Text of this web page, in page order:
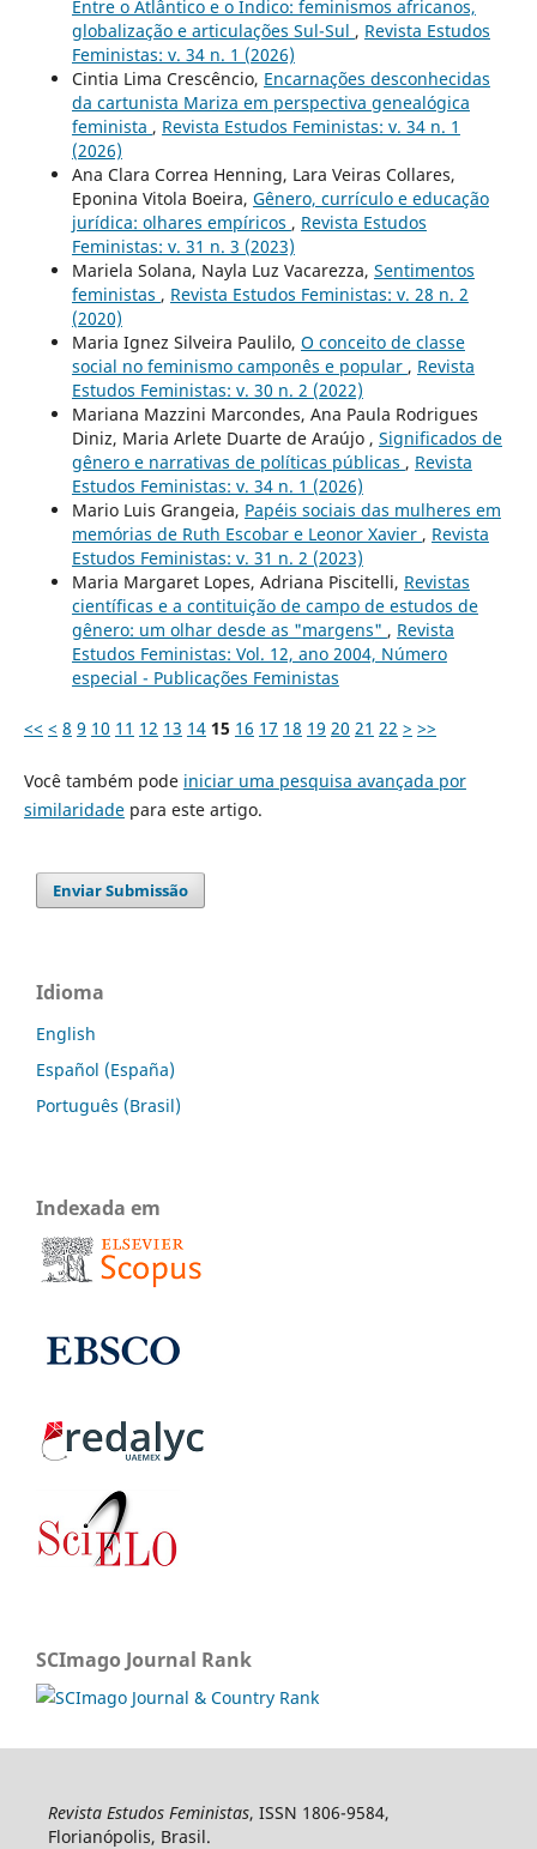
Entre o Atlântico e o Índico: feminismos africanos,
globalização e articulações Sul-Sul , Revista Estudos
Feministas: v. 34 n. 1 (2026)
Cintia Lima Crescêncio, Encarnações desconhecidas
da cartunista Mariza em perspectiva genealógica
feminista , Revista Estudos Feministas: v. 34 n. 1
(2026)
Ana Clara Correa Henning, Lara Veiras Collares,
Eponina Vitola Boeira, Gênero, currículo e educação
jurídica: olhares empíricos , Revista Estudos
Feministas: v. 31 n. 3 (2023)
Mariela Solana, Nayla Luz Vacarezza, Sentimentos
feministas , Revista Estudos Feministas: v. 28 n. 2
(2020)
Maria Ignez Silveira Paulilo, O conceito de classe
social no feminismo camponês e popular , Revista
Estudos Feministas: v. 30 n. 2 (2022)
Mariana Mazzini Marcondes, Ana Paula Rodrigues
Diniz, Maria Arlete Duarte de Araújo , Significados de
gênero e narrativas de políticas públicas , Revista
Estudos Feministas: v. 34 n. 1 (2026)
Mario Luis Grangeia, Papéis sociais das mulheres em
memórias de Ruth Escobar e Leonor Xavier , Revista
Estudos Feministas: v. 31 n. 2 (2023)
Maria Margaret Lopes, Adriana Piscitelli, Revistas
científicas e a contituição de campo de estudos de
gênero: um olhar desde as "margens" , Revista
Estudos Feministas: Vol. 12, ano 2004, Número
especial - Publicações Feministas
<< < 8 9 10 11 12 13 14 15 16 17 18 19 20 21 22 > >>
Você também pode iniciar uma pesquisa avançada por
similaridadepara este artigo.
Enviar Submissão
Idioma
English
Español (España)
Português (Brasil)
Indexada em
SCImago Journal Rank
Revista Estudos Feministas, ISSN 1806-9584,
Florianópolis, Brasil.